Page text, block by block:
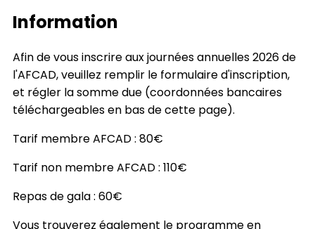
Information
Afin de vous inscrire aux journées annuelles 2026 de
l'AFCAD, veuillez remplir le formulaire d'inscription,
et régler la somme due (coordonnées bancaires
téléchargeables en bas de cette page).
Tarif membre AFCAD : 80€
Tarif non membre AFCAD : 110€
Repas de gala : 60€
Vous trouverez également le programme en